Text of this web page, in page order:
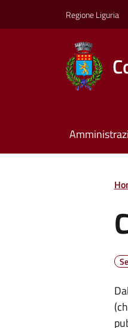
Regione Liguria